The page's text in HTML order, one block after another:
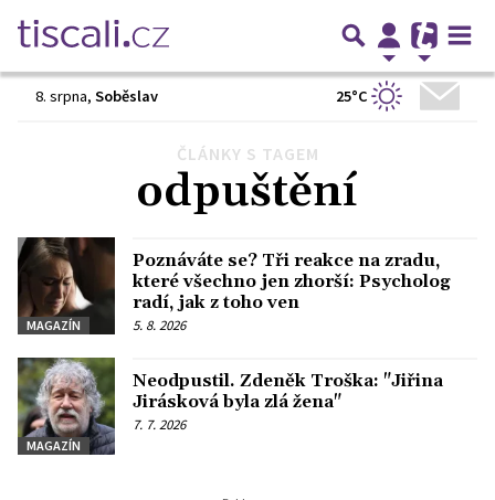
8. srpna, Soběslav 25°C
ČLÁNKY S TAGEM
odpuštění
MAGAZÍN
Poznáváte se? Tři reakce na zradu,
které všechno jen zhorší: Psycholog
radí, jak z toho ven
5. 8. 2026
MAGAZÍN
Neodpustil. Zdeněk Troška: "Jiřina
Jirásková byla zlá žena"
7. 7. 2026